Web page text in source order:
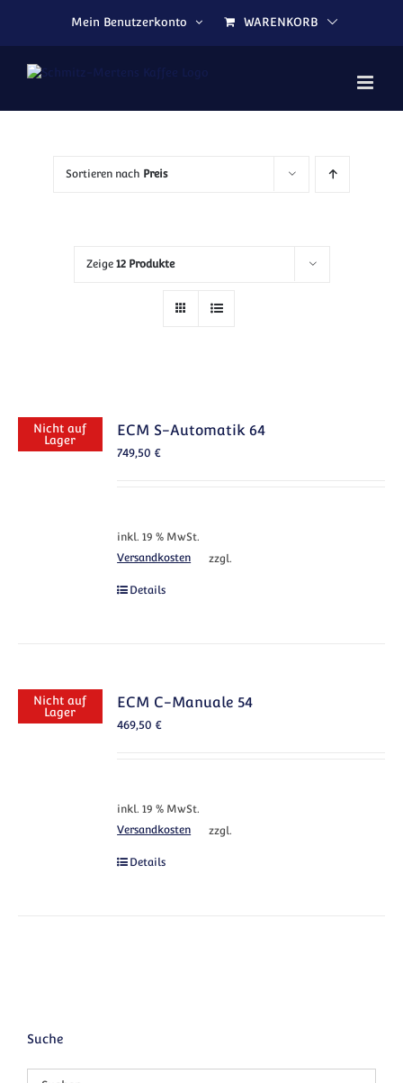
Mein Benutzerkonto
WARENKORB
Sortieren nach Preis
Zeige 12 Produkte
Nicht auf
Lager
ECM S-Automatik 64
749,50€
inkl. 19 % MwSt.
zzgl.
Versandkosten
Details
Nicht auf
Lager
ECM C-Manuale 54
469,50€
inkl. 19 % MwSt.
zzgl.
Versandkosten
Details
Suche